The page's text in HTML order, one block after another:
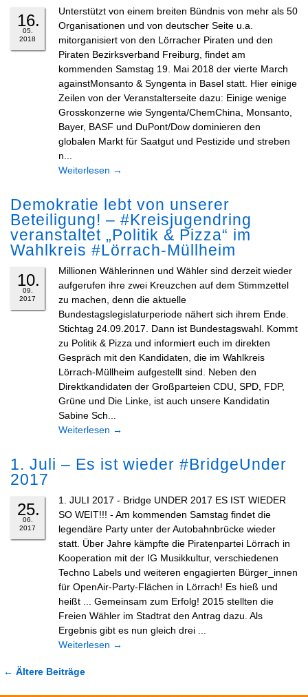
16.
05.
2018
Unterstützt von einem breiten Bündnis von mehr als 50
Organisationen und von deutscher Seite u.a.
mitorganisiert von den Lörracher Piraten und den
Piraten Bezirksverband Freiburg, findet am
kommenden Samstag 19. Mai 2018 der vierte March
againstMonsanto & Syngenta in Basel statt. Hier einige
Zeilen von der Veranstalterseite dazu: Einige wenige
Grosskonzerne wie Syngenta/ChemChina, Monsanto,
Bayer, BASF und DuPont/Dow dominieren den
globalen Markt für Saatgut und Pestizide und streben
n...
Weiterlesen →
Demokratie lebt von unserer
Beteiligung! – #Kreisjugendring
veranstaltet „Politik & Pizza“ im
Wahlkreis #Lörrach-Müllheim
10.
09.
2017
Millionen Wählerinnen und Wähler sind derzeit wieder
aufgerufen ihre zwei Kreuzchen auf dem Stimmzettel
zu machen, denn die aktuelle
Bundestagslegislaturperiode nähert sich ihrem Ende.
Stichtag 24.09.2017. Dann ist Bundestagswahl. Kommt
zu Politik & Pizza und informiert euch im direkten
Gespräch mit den Kandidaten, die im Wahlkreis
Lörrach-Müllheim aufgestellt sind. Neben den
Direktkandidaten der Großparteien CDU, SPD, FDP,
Grüne und Die Linke, ist auch unsere Kandidatin
Sabine Sch...
Weiterlesen →
1. Juli – Es ist wieder #BridgeUnder
2017
25.
06.
2017
1. JULI 2017 - Bridge UNDER 2017 ES IST WIEDER
SO WEIT!!! - Am kommenden Samstag findet die
legendäre Party unter der Autobahnbrücke wieder
statt. Über Jahre kämpfte die Piratenpartei Lörrach in
Kooperation mit der IG Musikkultur, verschiedenen
Techno Labels und weiteren engagierten​ Bürger_innen
für OpenAir-Party-Flächen in Lörrach! Es hieß und
heißt ... Gemeinsam zum Erfolg! 2015 stellten die
Freien Wähler im Stadtrat den Antrag dazu. Als
Ergebnis gibt es nun gleich drei ...
Weiterlesen →
← Ältere Beiträge